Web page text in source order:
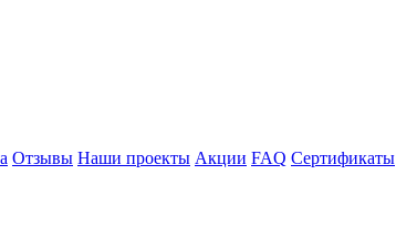
Отзывы Наши проекты Акции FAQ Сертификаты